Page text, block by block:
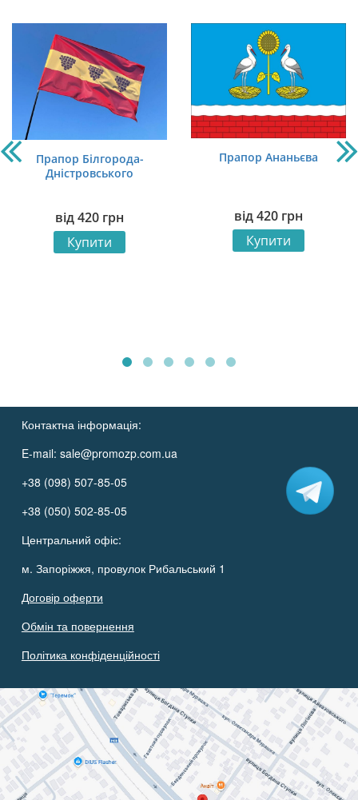
Прапор Білгорода-
Дністровського
від420 грн
Купити
Прапор Ананьєва
від420 грн
Купити
Контактна інформація:
E-mail: sale@promozp.com.ua
+38 (098) 507-85-05
+38 (050) 502-85-05
Центральний офіс:
м. Запоріжжя, провулок Рибальський 1
Договір оферти
Обмін та повернення
Політика конфіденційності